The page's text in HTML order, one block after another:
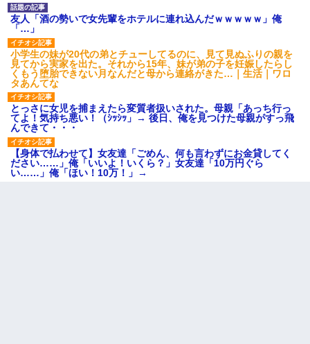
友人「酒の勢いで女先輩をホテルに連れ込んだｗｗｗｗｗ」俺
「…」
小学生の妹が20代の弟とチューしてるのに、見て見ぬふりの親を
見てから実家を出た。それから15年、妹が弟の子を妊娠したらし
くもう堕胎できない月なんだと母から連絡がきた…｜生活｜ワロ
タあんてな
とっさに女児を捕まえたら変質者扱いされた。母親「あっち行っ
てよ！気持ち悪い！（ｼｯｼｯ」→ 後日、俺を見つけた母親がすっ飛
んできて・・・
【身体で払わせて】女友達「ごめん、何も言わずにお金貸してく
ださい……」俺「いいよ！いくら？」女友達「10万円ぐら
い……」俺「ほい！10万！」→